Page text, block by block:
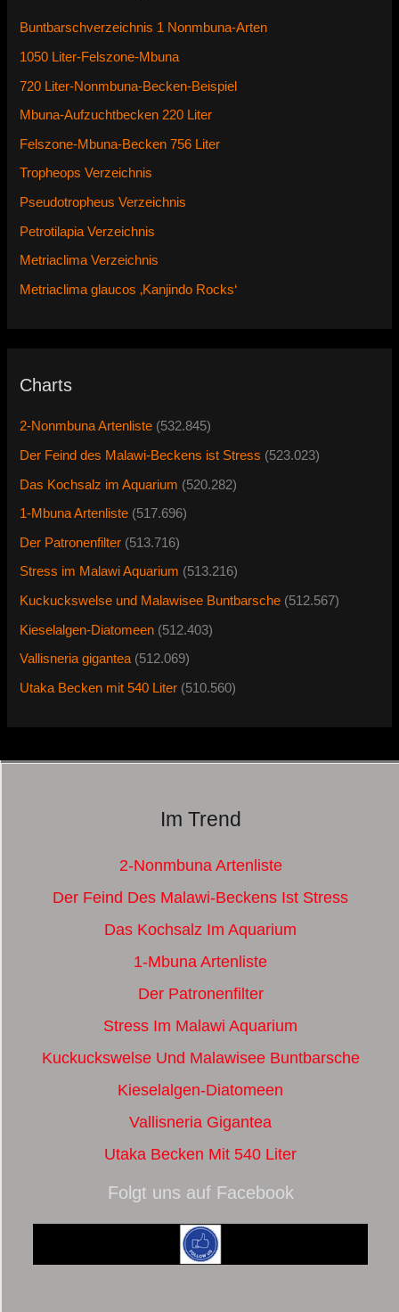
Buntbarschverzeichnis 1 Nonmbuna-Arten
1050 Liter-Felszone-Mbuna
720 Liter-Nonmbuna-Becken-Beispiel
Mbuna-Aufzuchtbecken 220 Liter
Felszone-Mbuna-Becken 756 Liter
Tropheops Verzeichnis
Pseudotropheus Verzeichnis
Petrotilapia Verzeichnis
Metriaclima Verzeichnis
Metriaclima glaucos ‚Kanjindo Rocks‘
Charts
2-Nonmbuna Artenliste (532.845)
Der Feind des Malawi-Beckens ist Stress (523.023)
Das Kochsalz im Aquarium (520.282)
1-Mbuna Artenliste (517.696)
Der Patronenfilter (513.716)
Stress im Malawi Aquarium (513.216)
Kuckuckswelse und Malawisee Buntbarsche (512.567)
Kieselalgen-Diatomeen (512.403)
Vallisneria gigantea (512.069)
Utaka Becken mit 540 Liter (510.560)
Im Trend
2-Nonmbuna Artenliste
Der Feind Des Malawi-Beckens Ist Stress
Das Kochsalz Im Aquarium
1-Mbuna Artenliste
Der Patronenfilter
Stress Im Malawi Aquarium
Kuckuckswelse Und Malawisee Buntbarsche
Kieselalgen-Diatomeen
Vallisneria Gigantea
Utaka Becken Mit 540 Liter
Folgt uns auf Facebook